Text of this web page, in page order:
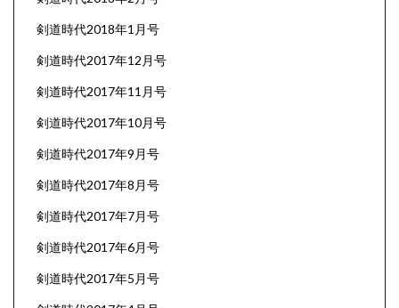
剣道時代2018年1月号
剣道時代2017年12月号
剣道時代2017年11月号
剣道時代2017年10月号
剣道時代2017年9月号
剣道時代2017年8月号
剣道時代2017年7月号
剣道時代2017年6月号
剣道時代2017年5月号